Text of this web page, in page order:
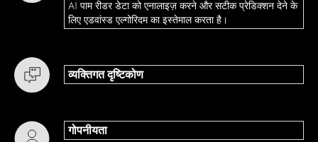
AI पाम रीडर डेटा को एनालाइज़ करने और सटीक प्रेडिक्शन देने के
लिए एडवांस्ड एल्गोरिदम का इस्तेमाल करता है।
व्यक्तिगत दृष्टिकोण
गोपनीयता